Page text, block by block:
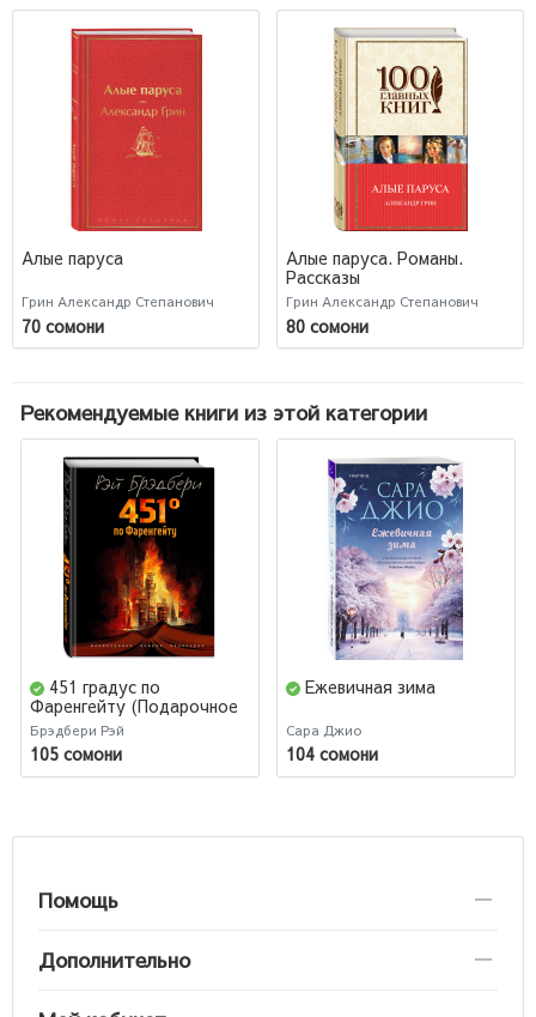
Алые паруса
Грин Александр Степанович
70 сомони
Алые паруса. Романы.
Рассказы
Грин Александр Степанович
80 сомони
Рекомендуемые книги из этой категории
451 градус по
Фаренгейту (Подарочное
издание)
Брэдбери Рэй
105 сомони
Ежевичная зима
Сара Джио
104 сомони
Помощь
Дополнительно